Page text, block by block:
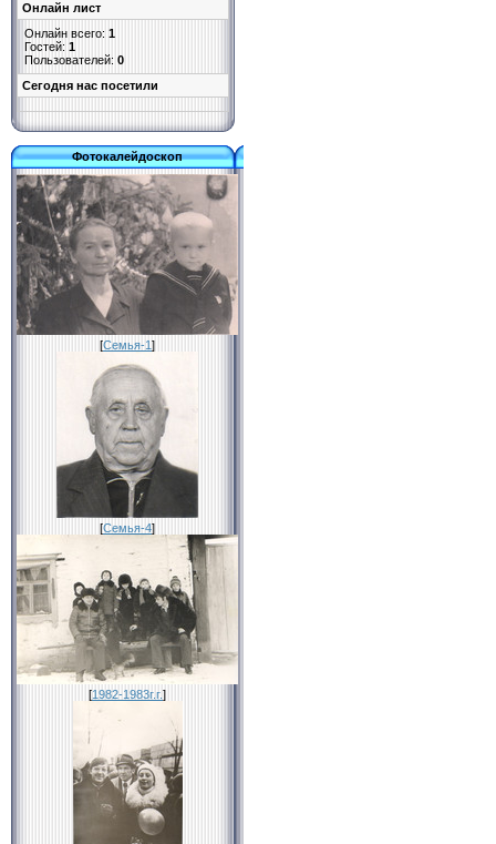
Онлайн лист
Онлайн всего: 1
Гостей: 1
Пользователей: 0
Cегодня нас посетили
Фотокалейдоскоп
[Семья-1]
[Семья-4]
[1982-1983г.г.]